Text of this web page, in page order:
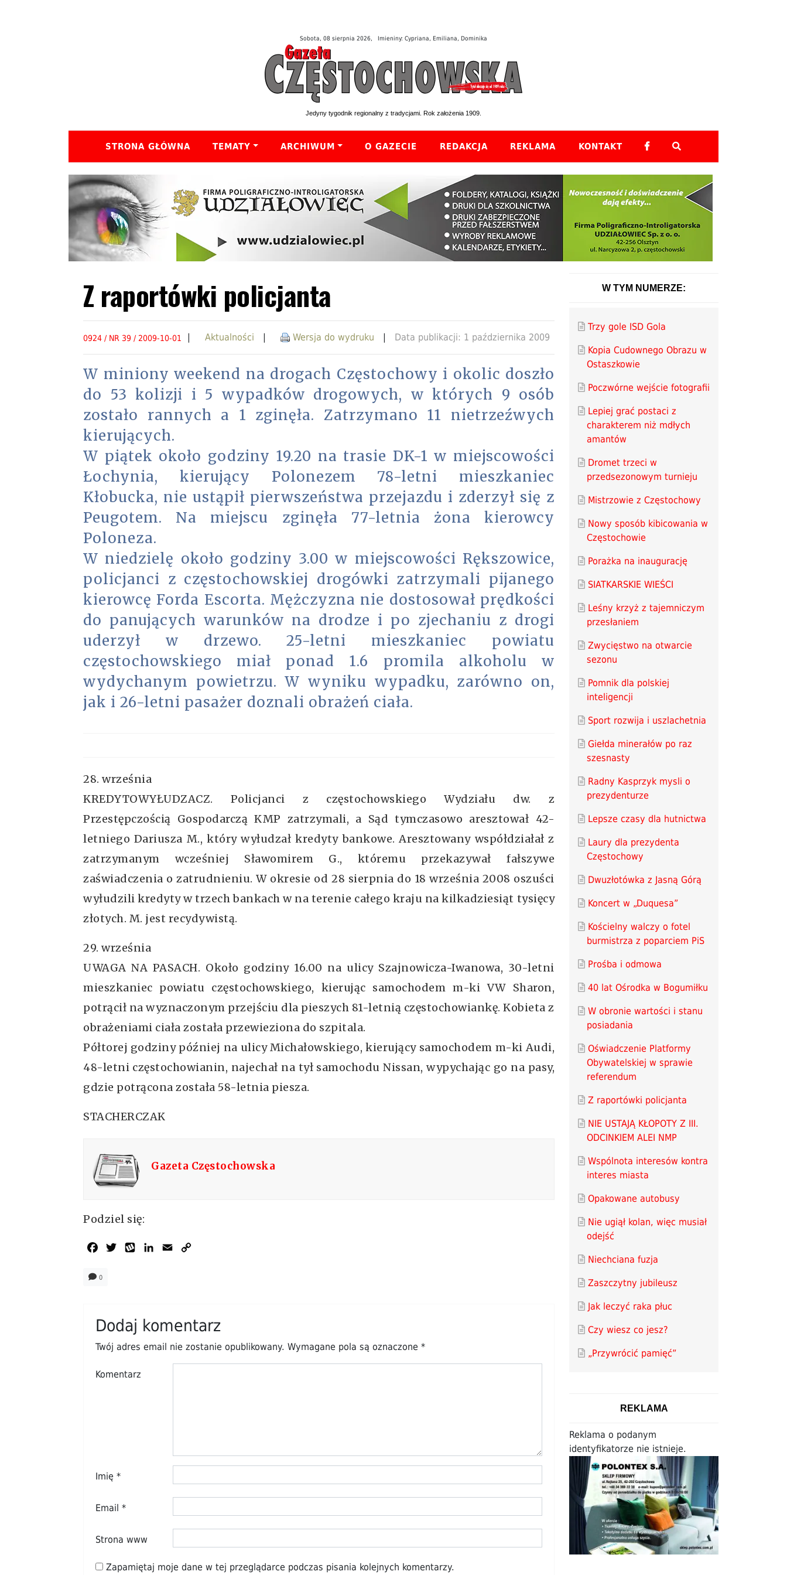
Sobota, 08 sierpnia 2026, Imieniny: Cypriana, Emiliana, Dominika
Jedyny tygodnik regionalny z tradycjami. Rok założenia 1909.
STRONA GŁÓWNA TEMATY ARCHIWUM O GAZECIE REDAKCJA REKLAMA KONTAKT
Z raportówki policjanta
0924 / NR 39 / 2009-10-01 | Aktualności | Wersja do wydruku | Data publikacji: 1 października 2009
W miniony weekend na drogach Częstochowy i okolic doszło
do 53 kolizji i 5 wypadków drogowych, w których 9 osób
zostało rannych a 1 zginęła. Zatrzymano 11 nietrzeźwych
kierujących.
W piątek około godziny 19.20 na trasie DK-1 w miejscowości
Łochynia, kierujący Polonezem 78-letni mieszkaniec
Kłobucka, nie ustąpił pierwszeństwa przejazdu i zderzył się z
Peugotem. Na miejscu zginęła 77-letnia żona kierowcy
Poloneza.
W niedzielę około godziny 3.00 w miejscowości Rększowice,
policjanci z częstochowskiej drogówki zatrzymali pijanego
kierowcę Forda Escorta. Mężczyzna nie dostosował prędkości
do panujących warunków na drodze i po zjechaniu z drogi
uderzył w drzewo. 25-letni mieszkaniec powiatu
częstochowskiego miał ponad 1.6 promila alkoholu w
wydychanym powietrzu. W wyniku wypadku, zarówno on,
jak i 26-letni pasażer doznali obrażeń ciała.
28. września
KREDYTOWYŁUDZACZ. Policjanci z częstochowskiego Wydziału dw. z
Przestępczością Gospodarczą KMP zatrzymali, a Sąd tymczasowo aresztował 42-
letniego Dariusza M., który wyłudzał kredyty bankowe. Aresztowany współdziałał z
zatrzymanym wcześniej Sławomirem G., któremu przekazywał fałszywe
zaświadczenia o zatrudnieniu. W okresie od 28 sierpnia do 18 września 2008 oszuści
wyłudzili kredyty w trzech bankach w na terenie całego kraju na kilkadziesiąt tysięcy
złotych. M. jest recydywistą.
29. września
UWAGA NA PASACH. Około godziny 16.00 na ulicy Szajnowicza-Iwanowa, 30-letni
mieszkaniec powiatu częstochowskiego, kierując samochodem m-ki VW Sharon,
potrącił na wyznaczonym przejściu dla pieszych 81-letnią częstochowiankę. Kobieta z
obrażeniami ciała została przewieziona do szpitala.
Półtorej godziny później na ulicy Michałowskiego, kierujący samochodem m-ki Audi,
48-letni częstochowianin, najechał na tył samochodu Nissan, wypychając go na pasy,
gdzie potrącona została 58-letnia piesza.
STACHERCZAK
Gazeta Częstochowska
Podziel się:
Facebook
TwitterWykopLinkedIn
Email
0
Dodaj komentarz
Twój adres email nie zostanie opublikowany. Wymagane pola są oznaczone *
Komentarz
Imię *
Email *
Strona www
Zapamiętaj moje dane w tej przeglądarce podczas pisania kolejnych komentarzy.
W TYM NUMERZE:
Trzy gole ISD Gola
Kopia Cudownego Obrazu w
Ostaszkowie
Poczwórne wejście fotografii
Lepiej grać postaci z
charakterem niż mdłych
amantów
Dromet trzeci w
przedsezonowym turnieju
Mistrzowie z Częstochowy
Nowy sposób kibicowania w
Częstochowie
Porażka na inaugurację
SIATKARSKIE WIEŚCI
Leśny krzyż z tajemniczym
przesłaniem
Zwycięstwo na otwarcie
sezonu
Pomnik dla polskiej
inteligencji
Sport rozwija i uszlachetnia
Giełda minerałów po raz
szesnasty
Radny Kasprzyk mysli o
prezydenturze
Lepsze czasy dla hutnictwa
Laury dla prezydenta
Częstochowy
Dwuzłotówka z Jasną Górą
Koncert w „Duquesa”
Kościelny walczy o fotel
burmistrza z poparciem PiS
Prośba i odmowa
40 lat Ośrodka w Bogumiłku
W obronie wartości i stanu
posiadania
Oświadczenie Platformy
Obywatelskiej w sprawie
referendum
Z raportówki policjanta
NIE USTAJĄ KŁOPOTY Z III.
ODCINKIEM ALEI NMP
Wspólnota interesów kontra
interes miasta
Opakowane autobusy
Nie ugiął kolan, więc musiał
odejść
Niechciana fuzja
Zaszczytny jubileusz
Jak leczyć raka płuc
Czy wiesz co jesz?
„Przywrócić pamięć”
REKLAMA
Reklama o podanym
identyfikatorze nie istnieje.